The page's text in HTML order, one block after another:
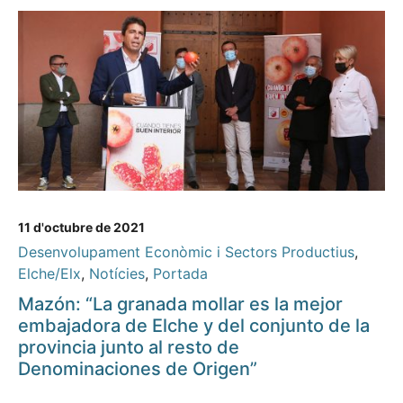
11 d'octubre de 2021
Desenvolupament Econòmic i Sectors Productius,
Elche/Elx, Notícies, Portada
Mazón: “La granada mollar es la mejor
embajadora de Elche y del conjunto de la
provincia junto al resto de
Denominaciones de Origen”